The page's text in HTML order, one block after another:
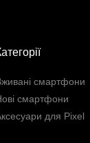
смартфони
смартфони
для Pixel